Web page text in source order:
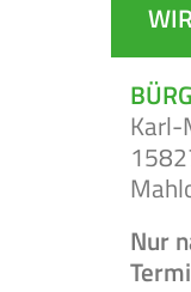
Karl-
Nur